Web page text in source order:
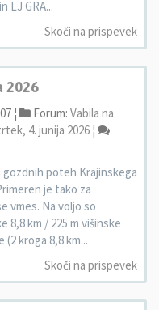
LJ GRA...
Skoči na prispevek
2026
¦ Forum: Vabila na
4. junija 2026 ¦
gozdnih poteh Krajinskega
je tako za
vmes. Na voljo so
8,8 km / 225 m višinske
(2 kroga 8,8 km...
Skoči na prispevek